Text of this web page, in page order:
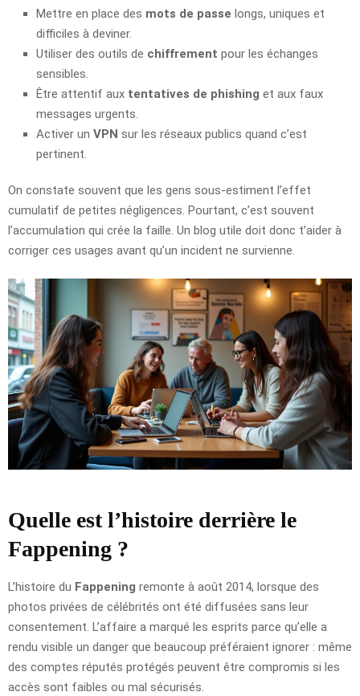
Mettre en place des mots de passe longs, uniques et
difficiles à deviner.
Utiliser des outils de chiffrement pour les échanges
sensibles.
Être attentif aux tentatives de phishing et aux faux
messages urgents.
Activer un VPN sur les réseaux publics quand c’est
pertinent.
On constate souvent que les gens sous-estiment l’effet
cumulatif de petites négligences. Pourtant, c’est souvent
l’accumulation qui crée la faille. Un blog utile doit donc t’aider à
corriger ces usages avant qu’un incident ne survienne.
Quelle est l’histoire derrière le
Fappening ?
L’histoire du Fappening remonte à août 2014, lorsque des
photos privées de célébrités ont été diffusées sans leur
consentement. L’affaire a marqué les esprits parce qu’elle a
rendu visible un danger que beaucoup préféraient ignorer : même
des comptes réputés protégés peuvent être compromis si les
accès sont faibles ou mal sécurisés.